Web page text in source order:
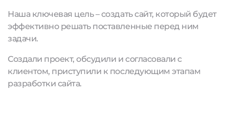
Наша ключевая цель – создать сайт, который будет
эффективно решать поставленные перед ним
задачи.
Создали проект, обсудили и согласовали с
клиентом, приступили к последующим этапам
разработки сайта.